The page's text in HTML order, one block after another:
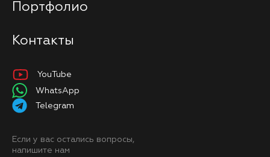
Портфолио
Контакты
YouTube
WhatsApp
Telegram
Если у вас остались вопросы,
напишите нам